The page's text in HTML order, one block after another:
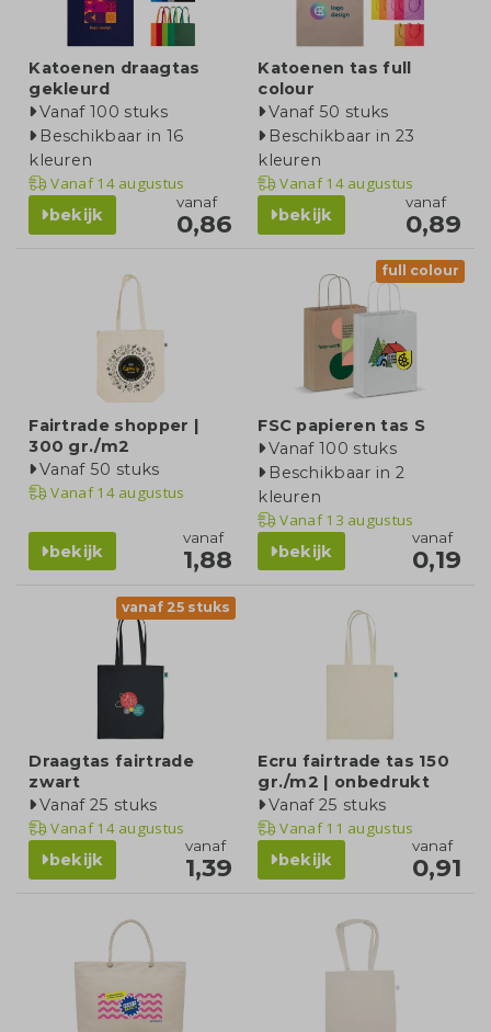
Katoenen draagtas
gekleurd
Vanaf 100 stuks
Beschikbaar in 16
kleuren
Vanaf14 augustus
bekijk
vanaf
0,86
Katoenen tas full
colour
Vanaf 50 stuks
Beschikbaar in 23
kleuren
Vanaf14 augustus
bekijk
vanaf
0,89
Fairtrade shopper |
300 gr./m2
Vanaf 50 stuks
Vanaf14 augustus
bekijk
vanaf
1,88
full colour
FSC papieren tas S
Vanaf 100 stuks
Beschikbaar in 2
kleuren
Vanaf13 augustus
bekijk
vanaf
0,19
vanaf 25 stuks
Draagtas fairtrade
zwart
Vanaf 25 stuks
Vanaf14 augustus
bekijk
vanaf
1,39
Ecru fairtrade tas 150
gr./m2 | onbedrukt
Vanaf 25 stuks
Vanaf11 augustus
bekijk
vanaf
0,91